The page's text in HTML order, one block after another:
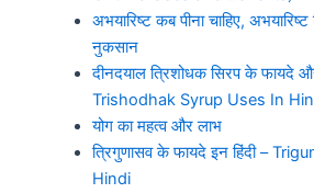
अभयारिष्ट कब पीना चाहिए,
नुकसान
दीनदयाल त्रिशोधक सिरप के फायदे
Trishodhak Syrup Uses In
योग का महत्व और लाभ
त्रिगुणासव के फायदे इन हिंदी –
Hindi